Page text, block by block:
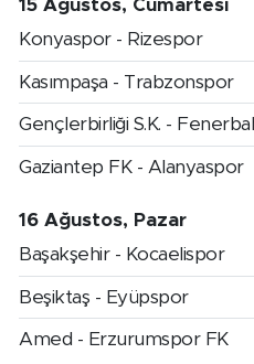
15 Ağustos, Cumartesi
Konyaspor - Rizespor
Kasımpaşa - Trabzonspor
Gençlerbirliği S.K. -
Gaziantep FK - Alanyaspor
16 Ağustos, Pazar
Başakşehir - Kocaelispor
Beşiktaş - Eyüpspor
Amed - Erzurumspor FK